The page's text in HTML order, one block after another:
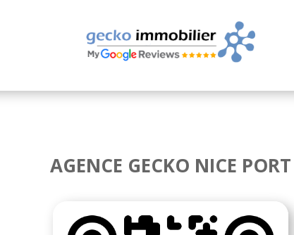
AGENCE GECKO NICE PORT